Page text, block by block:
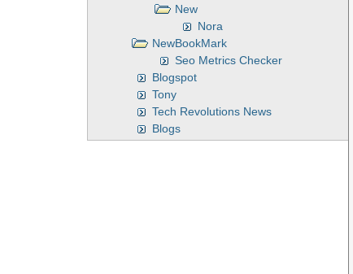
New
Nora
NewBookMark
Seo Metrics Checker
Blogspot
Tony
Tech Revolutions News
Blogs